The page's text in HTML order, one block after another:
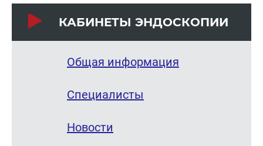
КА­БИ­НЕ­ТЫ ЭН­ДО­СКО­ПИИ
Общая информация
Специалисты
Новости